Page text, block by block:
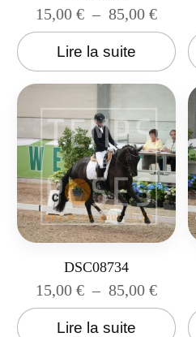
15,00 € – 85,00 €
Lire la suite
DSC08734
15,00 € – 85,00 €
Lire la suite